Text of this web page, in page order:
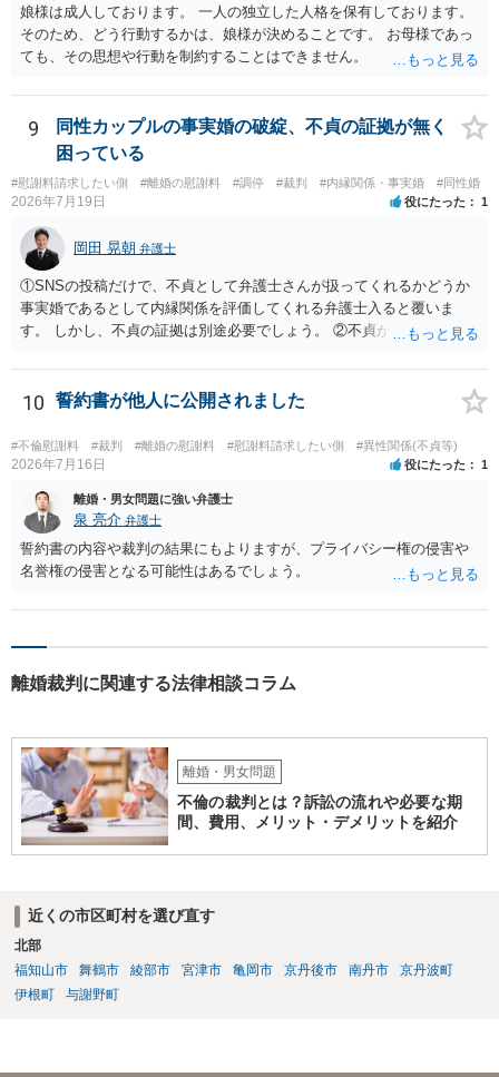
娘様は成人しております。 一人の独立した人格を保有しております。
そのため、どう行動するかは、娘様が決めることです。 お母様であっ
ても、その思想や行動を制約することはできません。
9
同性カップルの事実婚の破綻、不貞の証拠が無く
困っている
#慰謝料請求したい側 #離婚の慰謝料 #調停 #裁判 #内縁関係・事実婚 #同性婚
2026年7月19日 役にたった 1
岡田 晃朝 弁護士
①SNSの投稿だけで、不貞として弁護士さんが扱ってくれるかどうか
事実婚であるとして内縁関係を評価してくれる弁護士入ると覆いま
す。 しかし、不貞の証拠は別途必要でしょう。 ②不貞が認められない
消にあたるかどうか そこは協議の余地はあるかもしれませんが、離婚
の場合も相互に帰責性が無ければ（立証できなければ）、慰謝料など
10 誓約書が他人に公開されました
#不倫慰謝料 #裁判 #離婚の慰謝料 #慰謝料請求したい側 #異性関係(不貞等)
2026年7月16日 役にたった 1
離婚・男女問題に強い弁護士
泉 亮介 弁護士
誓約書の内容や裁判の結果にもよりますが、プライバシー権の侵害や
名誉権の侵害となる可能性はあるでしょう。
離婚裁判に関連する法律相談コラム
離婚・男女問題
不倫の裁判とは？訴訟の流れや必要な期
間、費用、メリット・デメリットを紹介
近くの市区町村を選び直す
北部
福知山市
舞鶴市 綾部市 宮津市 亀岡市 京丹後市 南丹市
京丹波町
伊根町
与謝野町